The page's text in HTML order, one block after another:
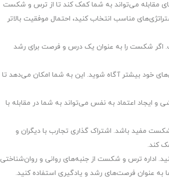
مقابله می‌تواند به شما کمک کند تا از ترس و شکست
مناسب انتخاب کنید، احتمال موفقیت بالاتر
اگر شکست را به عنوان یک درس و فرصت برای رشد
خود بیشتر آگاه شوید. این به شما امکان می‌دهد تا
و ایجاد اعتماد به نفس می‌تواند به شما در مقابله با
مفید باشد. اشتراک گذاری تجارب با دیگران و
کند.
اداره ترس و شکست از جنبه‌های روانی و روان‌شناختی
عنوان فرصت‌های رشد و یادگیری استفاده کنید.